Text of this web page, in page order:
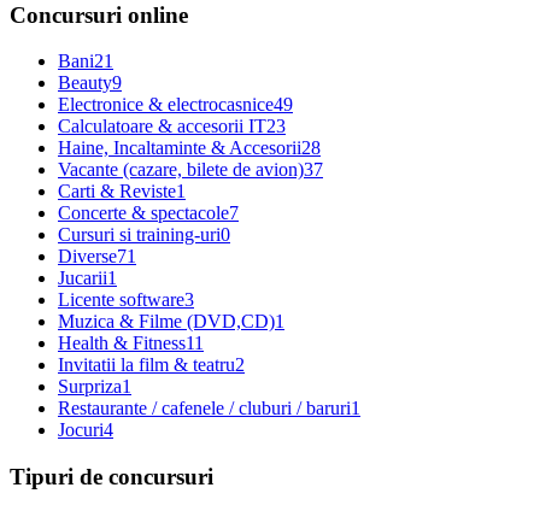
Concursuri online
Bani21
Beauty9
Electronice & electrocasnice49
Calculatoare & accesorii IT23
Haine, Incaltaminte & Accesorii28
Vacante (cazare, bilete de avion)37
Carti & Reviste1
Concerte & spectacole7
Cursuri si training-uri0
Diverse71
Jucarii1
Licente software3
Muzica & Filme (DVD,CD)1
Health & Fitness11
Invitatii la film & teatru2
Surpriza1
Restaurante / cafenele / cluburi / baruri1
Jocuri4
Tipuri de concursuri